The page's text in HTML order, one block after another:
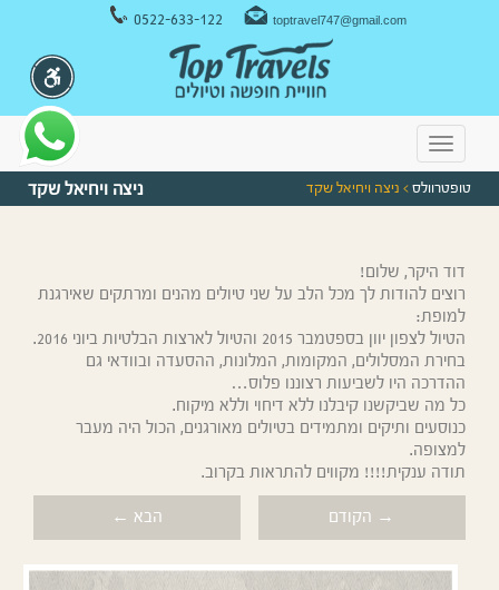
0522-633-122 toptravel747@gmail.com
Toggle
navigation
טופטרוולס > ניצה ויחיאל שקד ניצה ויחיאל שקד
דוד היקר, שלום!
רוצים להודות לך מכל הלב על שני טיולים מהנים ומרתקים שאירגנת
למופת:
הטיול לצפון יוון בספטמבר 2015 והטיול לארצות הבלטיות ביוני 2016.
בחירת המסלולים, המקומות, המלונות, ההסעדה ובוודאי גם
ההדרכה היו לשביעות רצוננו פלוס…
כל מה שביקשנו קיבלנו ללא דיחוי וללא מיקוח.
כנוסעים ותיקים ומתמידים בטיולים מאורגנים, הכול היה מעבר
למצופה.
תודה ענקית!!!! מקווים להתראות בקרוב.
→ הקודם הבא ←
ניווט במקלדת